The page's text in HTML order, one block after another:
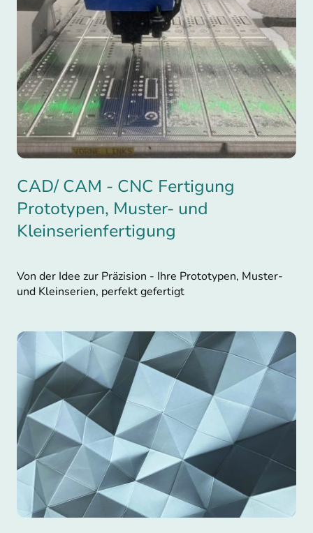
CAD/ CAM - CNC Fertigung
Prototypen, Muster- und
Kleinserienfertigung
Von der Idee zur Präzision - Ihre Prototypen, Muster-
und Kleinserien, perfekt gefertigt